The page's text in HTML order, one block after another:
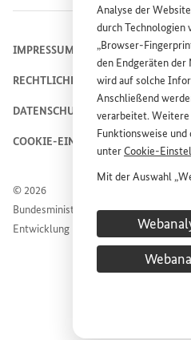
Analyse derWebsite
durch Technologien
„Browser-
den Endgeräten der
wird auf solche
Anschließend
verarbeitet.
Funktionsweise und
unterCookie-
Mit der Auswahl
Dienstes „Matomo“
Entwicklung und
Diese Einwilligung
jederzeit für die
© 2026
Bundesministerium für wirtschaftliche
Entwicklung
IMPRESSUM
RECHTLICHE HINWEISE
DATENSCHUTZHINWEIS
COOKIE-EINSTELLUNGEN